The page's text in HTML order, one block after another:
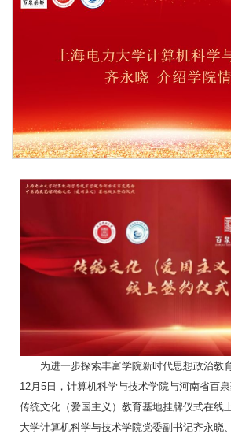
为进一步探索丰富学院新时代思想政治教育
12月5日，计算机科学与技术学院与河南省百
传统文化（爱国主义）教育基地挂牌仪式在线
大学计算机科学与技术学院党委副书记齐永晓